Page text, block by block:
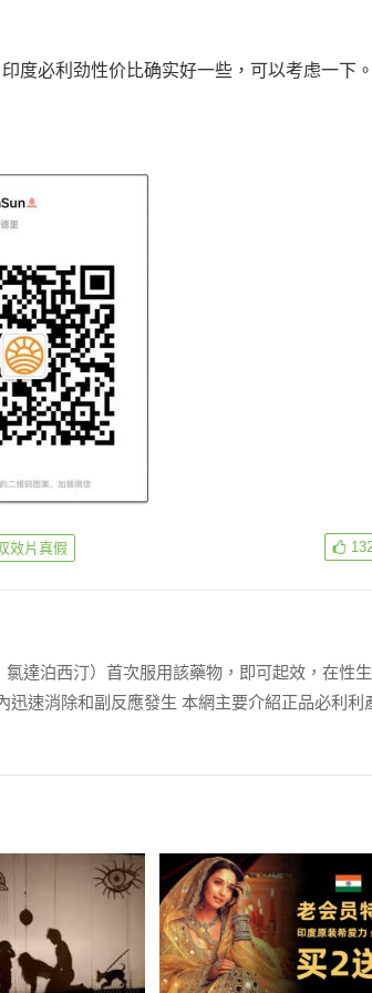
度必利劲性价比确实好一些，可以考虑一下
效片真假
達泊西汀）首次服用該藥物，即可起效，在性
迅速消除和副反應發生 本網主要介紹正品必利利